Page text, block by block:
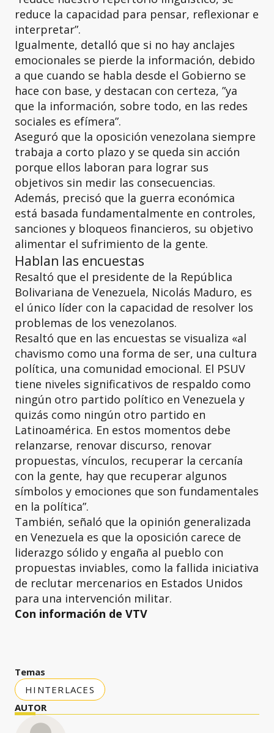
reduce la capacidad para pensar, reflexionar e
interpretar”.
Igualmente, detalló que si no hay anclajes
emocionales se pierde la información, debido
a que cuando se habla desde el Gobierno se
hace con base, y destacan con certeza, ”ya
que la información, sobre todo, en las redes
sociales es efímera”.
Aseguró que la oposición venezolana siempre
trabaja a corto plazo y se queda sin acción
porque ellos laboran para lograr sus
objetivos sin medir las consecuencias.
Además, precisó que la guerra económica
está basada fundamentalmente en controles,
sanciones y bloqueos financieros, su objetivo
alimentar el sufrimiento de la gente.
Hablan las encuestas
Resaltó que el presidente de la República
Bolivariana de Venezuela, Nicolás Maduro, es
el único líder con la capacidad de resolver los
problemas de los venezolanos.
Resaltó que en las encuestas se visualiza «al
chavismo como una forma de ser, una cultura
política, una comunidad emocional. El PSUV
tiene niveles significativos de respaldo como
ningún otro partido político en Venezuela y
quizás como ningún otro partido en
Latinoamérica. En estos momentos debe
relanzarse, renovar discurso, renovar
propuestas, vínculos, recuperar la cercanía
con la gente, hay que recuperar algunos
símbolos y emociones que son fundamentales
en la política”.
También, señaló que la opinión generalizada
en Venezuela es que la oposición carece de
liderazgo sólido y engaña al pueblo con
propuestas inviables, como la fallida iniciativa
de reclutar mercenarios en Estados Unidos
para una intervención militar.
Con información de VTV
Temas
HINTERLACES
AUTOR